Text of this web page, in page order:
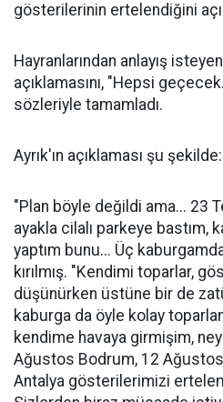
gösterilerinin ertelendiğini
Hayranlarından anlayış
açıklamasını, "Hepsi
sözleriyle tamamladı.
Ayrık'ın açıklaması şu şekilde:
"Plan böyle değildi ama... 23
ayakla cilalı parkeye bastım,
yaptım bunu... Üç
kırılmış. "Kendimi toparlar,
düşünürken üstüne bir de
kaburga da öyle kolay
kendime havaya girmişim,
Ağustos Bodrum, 12
Antalya gösterilerimizi